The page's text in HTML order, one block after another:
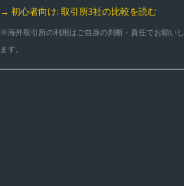
→ 初心者向け: 取引所3社の比較を読む
※海外取引所の利用はご自身の判断・責任でお願いし
ます。